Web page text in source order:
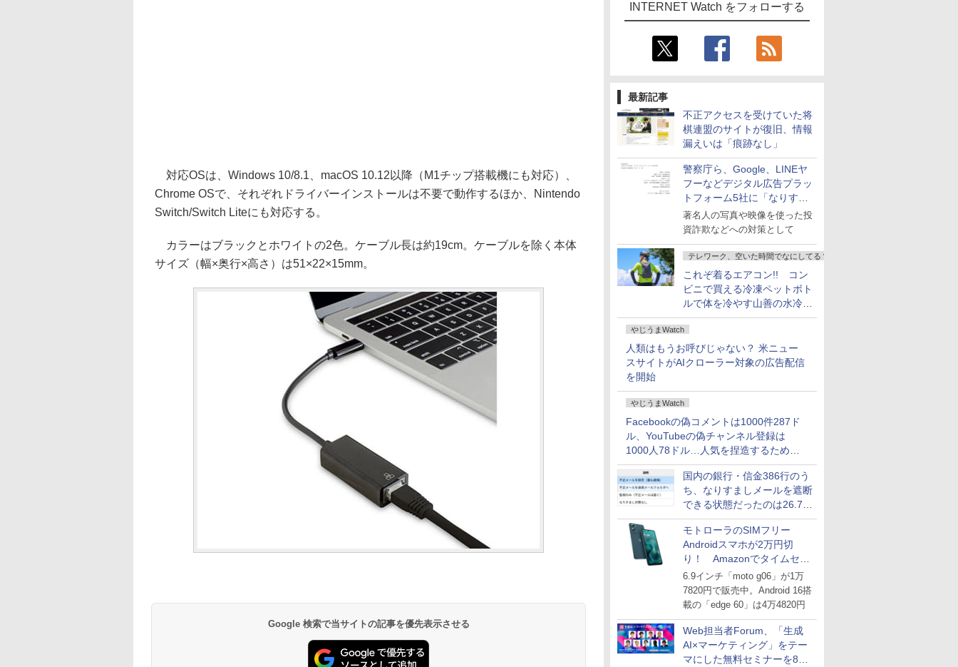
INTERNET Watch をフォローする
最新記事
不正アクセスを受けていた将
棋連盟のサイトが復旧、情報
漏えいは「痕跡なし」
警察庁ら、Google、LINEヤ
フーなどデジタル広告プラッ
トフォーム5社に「なりすま
し詐欺広告」対策強化を要請
著名人の写真や映像を使った投
資詐欺などへの対策として
テレワーク、空いた時間でなにしてる？
これぞ着るエアコン!! コン
ビニで買える冷凍ペットボト
ルで体を冷やす山善の水冷ベ
ストがロードバイクにちょう
どいい【ぼっち・ざ・ろー
ど！その14】
やじうまWatch
人類はもうお呼びじゃない？ 米ニュー
スサイトがAIクローラー対象の広告配信
を開始
やじうまWatch
Facebookの偽コメントは1000件287ド
ル、YouTubeの偽チャンネル登録は
1000人78ドル…人気を捏造するための
価格リストが公開中
国内の銀行・信金386行のう
ち、なりすましメールを遮断
できる状態だったのは26.7％
にとどまる～GMOブランド
セキュリティ調査
モトローラのSIMフリー
Androidスマホが2万円切
り！ Amazonでタイムセー
ル
6.9インチ「moto g06」が1万
7820円で販売中。Android 16搭
載の「edge 60」は4万4820円
Web担当者Forum、「生成
AI×マーケティング」をテー
マにした無料セミナーを8月
対応OSは、Windows 10/8.1、macOS 10.12以降（M1チップ搭載機にも対応）、
Chrome OSで、それぞれドライバーインストールは不要で動作するほか、Nintendo
Switch/Switch Liteにも対応する。
カラーはブラックとホワイトの2色。ケーブル長は約19cm。ケーブルを除く本体
サイズ（幅×奥行×高さ）は51×22×15mm。
Google 検索で当サイトの記事を優先表示させる